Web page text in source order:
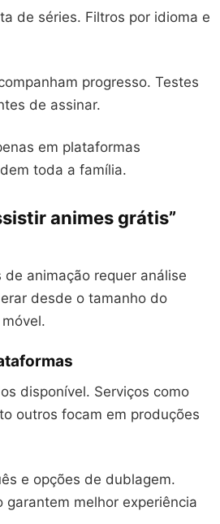
de séries. Filtros por idioma e
progresso. Testes
de assinar.
em plataformas
toda a família.
animes grátis”
animação requer análise
desde o tamanho do
disponível. Serviços como
outros focam em produções
e opções de dublagem.
melhor experiência